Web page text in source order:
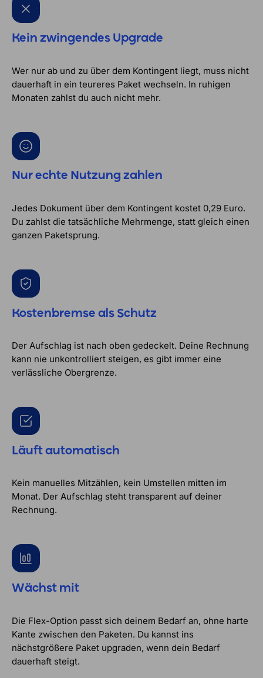
Kein zwingendes Upgrade
Wer nur ab und zu über dem Kontingent liegt, muss nicht
dauerhaft in ein teureres Paket wechseln. In ruhigen
Monaten zahlst du auch nicht mehr.
Nur echte Nutzung zahlen
Jedes Dokument über dem Kontingent kostet 0,29 Euro.
Du zahlst die tatsächliche Mehrmenge, statt gleich einen
ganzen Paketsprung.
Kostenbremse als Schutz
Der Aufschlag ist nach oben gedeckelt. Deine Rechnung
kann nie unkontrolliert steigen, es gibt immer eine
verlässliche Obergrenze.
Läuft automatisch
Kein manuelles Mitzählen, kein Umstellen mitten im
Monat. Der Aufschlag steht transparent auf deiner
Rechnung.
Wächst mit
Die Flex-Option passt sich deinem Bedarf an, ohne harte
Kante zwischen den Paketen. Du kannst ins
nächstgrößere Paket upgraden, wenn dein Bedarf
dauerhaft steigt.